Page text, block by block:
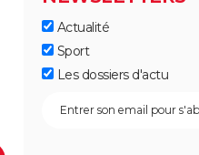
Actualité
Sport
Les dossiers d'actu